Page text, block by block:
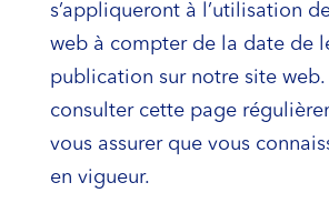
s’appliqueront à l’utilisation
web à compter de la date de
publication sur notre site web.
consulter cette page
vous assurer que vous
en vigueur.